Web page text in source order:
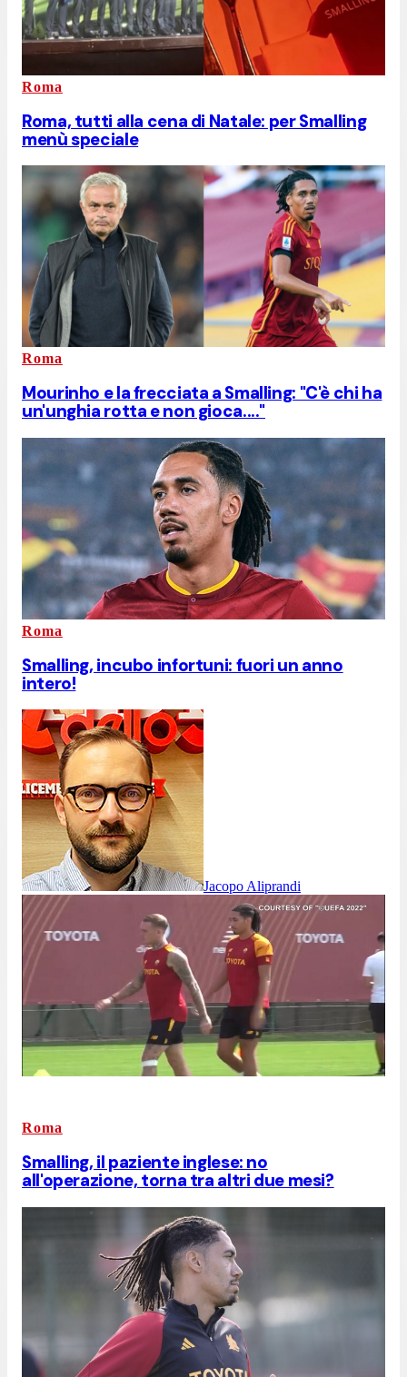
Roma
Roma, tutti alla cena di Natale: per Smalling
menù speciale
Roma
Mourinho e la frecciata a Smalling: "C'è chi ha
un'unghia rotta e non gioca...."
Roma
Smalling, incubo infortuni: fuori un anno
intero!
Jacopo Aliprandi
Roma
Smalling, il paziente inglese: no
all'operazione, torna tra altri due mesi?